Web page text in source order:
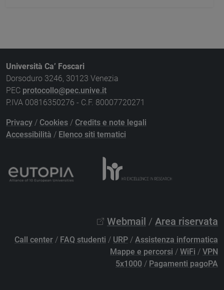
Università Ca’ Foscari
Dorsoduro 3246, 30123 Venezia
PEC protocollo@pec.unive.it
P.IVA 00816350276 - C.F. 80007720271
Privacy / Cookies / Credits e note legali
Accessibilità / Elenco siti tematici
Webmail / Area riservata
Call center / FAQ studenti / URP / Assistenza informatica
Mappe e percorsi / WiFi / VPN
5x1000 / Pagamenti pagoPA